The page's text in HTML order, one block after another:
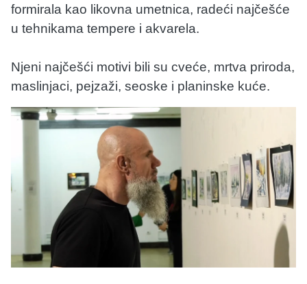
formirala kao likovna umetnica, radeći najčešće
u tehnikama tempere i akvarela.
Njeni najčešći motivi bili su cveće, mrtva priroda,
maslinjaci, pejzaži, seoske i planinske kuće.